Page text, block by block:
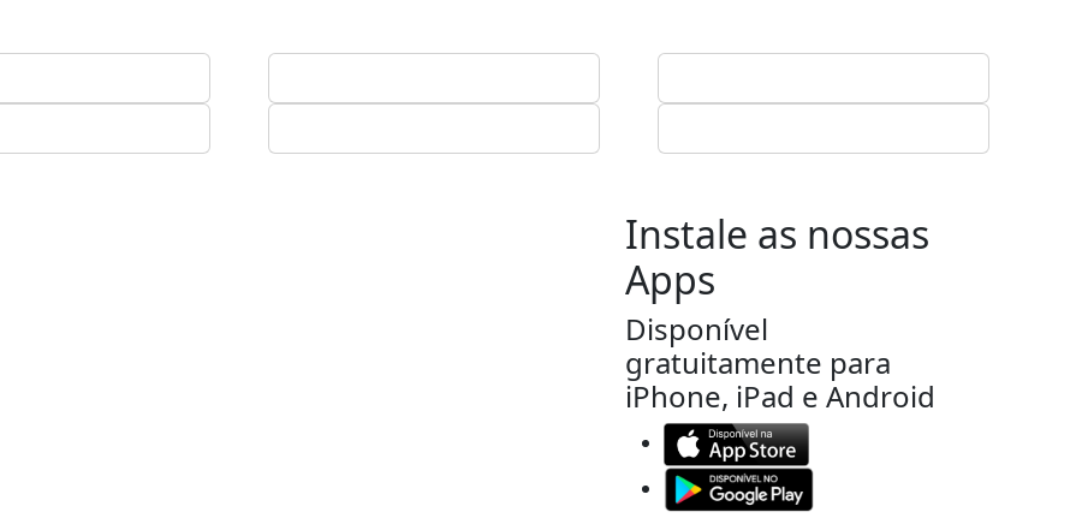
Instale as nossas
Apps
Disponível
gratuitamente para
iPhone, iPad e Android